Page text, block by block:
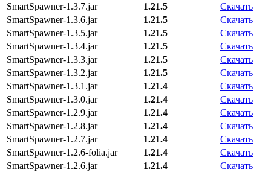
SmartSpawner-1.3.7.jar
1.21.5
Скачать
SmartSpawner-1.3.6.jar
1.21.5
Скачать
SmartSpawner-1.3.5.jar
1.21.5
Скачать
SmartSpawner-1.3.4.jar
1.21.5
Скачать
SmartSpawner-1.3.3.jar
1.21.5
Скачать
SmartSpawner-1.3.2.jar
1.21.5
Скачать
SmartSpawner-1.3.1.jar
1.21.4
Скачать
SmartSpawner-1.3.0.jar
1.21.4
Скачать
SmartSpawner-1.2.9.jar
1.21.4
Скачать
SmartSpawner-1.2.8.jar
1.21.4
Скачать
SmartSpawner-1.2.7.jar
1.21.4
Скачать
SmartSpawner-1.2.6-folia.jar
1.21.4
Скачать
SmartSpawner-1.2.6.jar
1.21.4
Скачать